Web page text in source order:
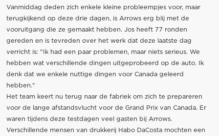
Vanmiddag deden zich enkele kleine probleempjes voor, maar
terugkijkend op deze drie dagen, is Arrows erg blij met de
vooruitgang die ze gemaakt hebben. Jos heeft 77 ronden
gereden en is tevreden over het werk dat deze laatste dag
verricht is: "Ik had een paar problemen, maar niets serieus. We
hebben wat verschillende dingen uitgeprobeerd op de auto. Ik
denk dat we enkele nuttige dingen voor Canada geleerd
hebben."
Het team keert nu terug naar de fabriek om zich te prepareren
voor de lange afstandsvlucht voor de Grand Prix van Canada. Er
waren tijdens deze testdagen veel gasten bij Arrows.
Verschillende mensen van drukkerij Habo DaCosta mochten een